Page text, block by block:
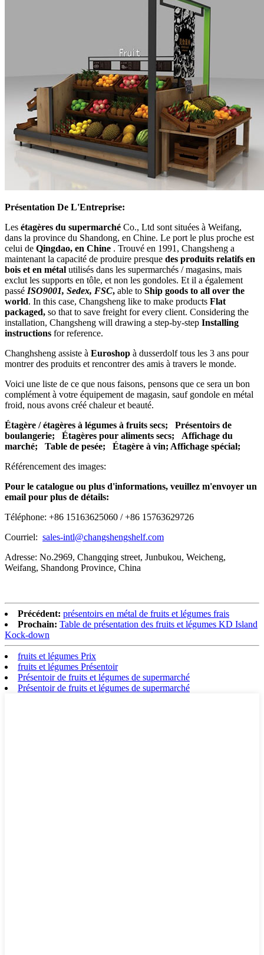
Présentation De L'Entreprise:
Les étagères du supermarché Co., Ltd sont situées à Weifang,
dans la province du Shandong, en Chine. Le port le plus proche est
celui de Qingdao, en Chine . Trouvé en 1991, Changsheng a
maintenant la capacité de produire presque des produits relatifs en
bois et en métal utilisés dans les supermarchés / magasins, mais
exclut les supports en tôle, et non les gondoles. Et il a également
passé ISO9001, Sedex, FSC, able to Ship goods to all over the
world. In this case, Changsheng like to make products Flat
packaged, so that to save freight for every client. Considering the
installation, Changsheng will drawing a step-by-step Installing
instructions for reference.
Changhsheng assiste à Euroshop à dusserdolf tous les 3 ans pour
montrer des produits et rencontrer des amis à travers le monde.
Voici une liste de ce que nous faisons, pensons que ce sera un bon
complément à votre équipement de magasin, sauf gondole en métal
froid, nous avons créé chaleur et beauté.
Étagère / étagères à légumes à fruits secs;
Présentoirs de
boulangerie;
Étagères pour aliments secs;
Affichage du
marché;
Table de pesée;
Étagère à vin; Affichage spécial;
Référencement des images:
Pour le catalogue ou plus d'informations, veuillez m'envoyer un
email pour plus de détails:
Téléphone: +86 15163625060 / +86 15763629726
Courriel: sales-intl@changshengshelf.com
Adresse: No.2969, Changqing street, Junbukou, Weicheng,
Weifang, Shandong Province, China
Précédent: présentoirs en métal de fruits et légumes frais
Prochain: Table de présentation des fruits et légumes KD Island
Kock-down
fruits et légumes Prix
fruits et légumes Présentoir
Présentoir de fruits et légumes de supermarché
Présentoir de fruits et légumes de supermarché